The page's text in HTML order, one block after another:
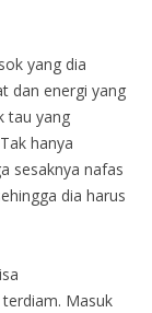
yang dia
dan energi yang
tau yang
hanya
sesaknya nafas
dia harus
Masuk